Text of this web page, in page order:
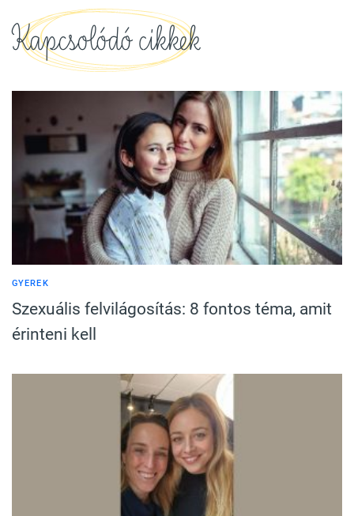
Kapcsolódó cikkek
GYEREK
Szexuális felvilágosítás: 8 fontos téma, amit
érinteni kell